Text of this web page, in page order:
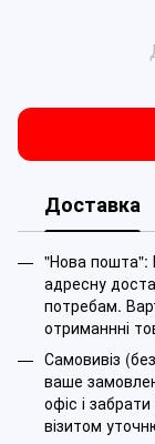
Доставка
"Нова пошта":
адресну
потребам.
отриманнні
Самовивіз
ваше
офіс і
візитом